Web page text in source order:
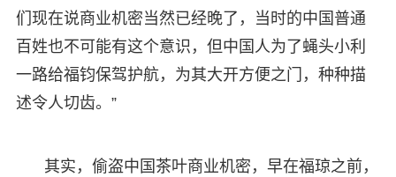
们现在说商业机密当然已经晚了，当时的中国普通
百姓也不可能有这个意识，但中国人为了蝇头小利
一路给福钧保驾护航，为其大开方便之门，种种描
述令人切齿。”
其实，偷盗中国茶叶商业机密，早在福琼之前，